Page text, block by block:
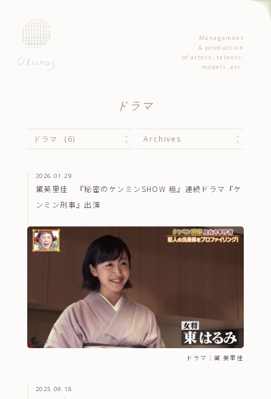
Management
& production
of actors, talents,
models, etc.
ドラマ
2026.01.29
黛英里佳 『秘密のケンミンSHOW 極』連続ドラマ『ケ
ンミン刑事』出演
ドラマ ｜ 黛 英里佳
2025.09.18